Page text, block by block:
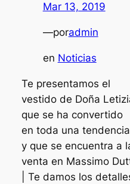
Mar 13, 2019
—poradmin
en Noticias
Te presentamos el
vestido de Doña
que se ha convertido
en toda una tendencia
y que se encuentra a
venta en Massimo
| Te damos los